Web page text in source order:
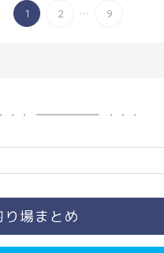
1 2 ... 9
場まとめ